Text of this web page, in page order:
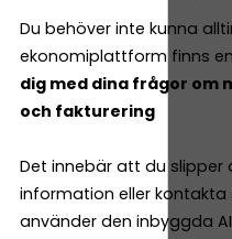
Du behöver inte kunna
ekonomiplattform finns en
dig med dina frågor om
och fakturering
Det innebär att du
information eller
använder den inbyggda